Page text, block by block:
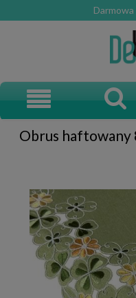
Obrus haftowany